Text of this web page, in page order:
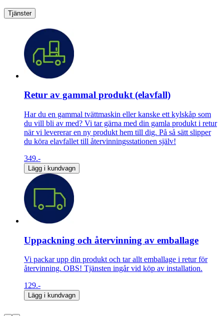
Tjänster
Retur av gammal produkt (elavfall)
Har du en gammal tvättmaskin eller kanske ett kylskåp som
du vill bli av med? Vi tar gärna med din gamla produkt i retur
när vi levererar en ny produkt hem till dig. På så sätt slipper
du köra elavfallet till återvinningsstationen själv!
349.-
Lägg i kundvagn
Uppackning och återvinning av emballage
Vi packar upp din produkt och tar allt emballage i retur för
återvinning. OBS! Tjänsten ingår vid köp av installation.
129.-
Lägg i kundvagn